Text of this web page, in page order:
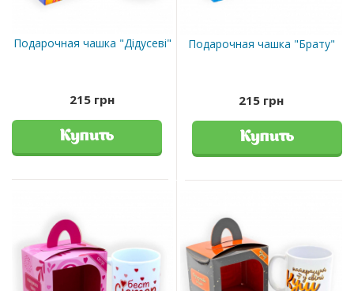
Подарочная чашка "Дідусеві"
215 грн
Купить
Подарочная чашка "Брату"
215 грн
Купить